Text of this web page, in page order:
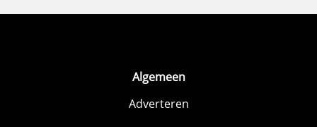
Algemeen
Adverteren